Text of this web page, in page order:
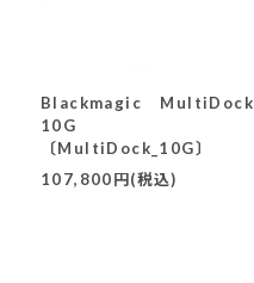
Blackmagic MultiDock
10G
〔MultiDock_10G〕
107,800円(税込)